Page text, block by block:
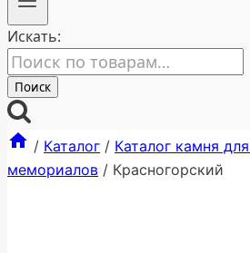
Искать:
Поиск
/ Каталог / Каталог камня
мемориалов / Красногорский